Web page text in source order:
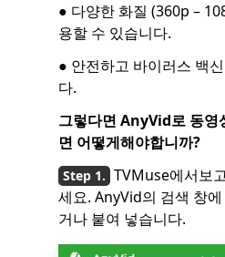
● 다양한 화질 (360p –
용할 수 있습니다.
● 안전하고 바이러스 백
다.
그렇다면 AnyVid로 동영
면 어떻게해야합니까?
TVMuse에서보
세요. AnyVid의 검색 창
거나 붙여 넣습니다.